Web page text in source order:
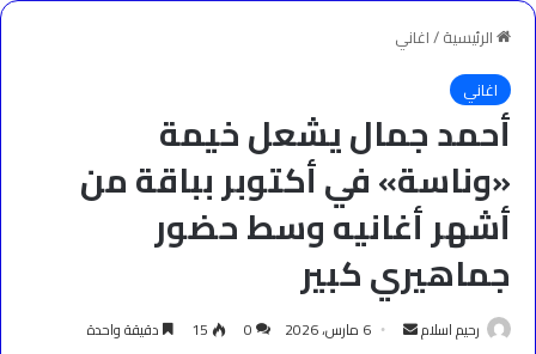
الرئيسية/اغاني
اغاني
أحمد جمال يشعل خيمة
«وناسة» في أكتوبر بباقة من
أشهر أغانيه وسط حضور
جماهيري كبير
رحيم اسلام
أرسل 6 مارس، 2026 0
15 دقيقة واحدة